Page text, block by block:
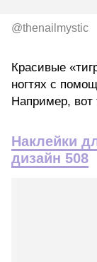
@thenailmystic
Красивые
ногтях с
Например, вот
Наклейки
дизайн 508